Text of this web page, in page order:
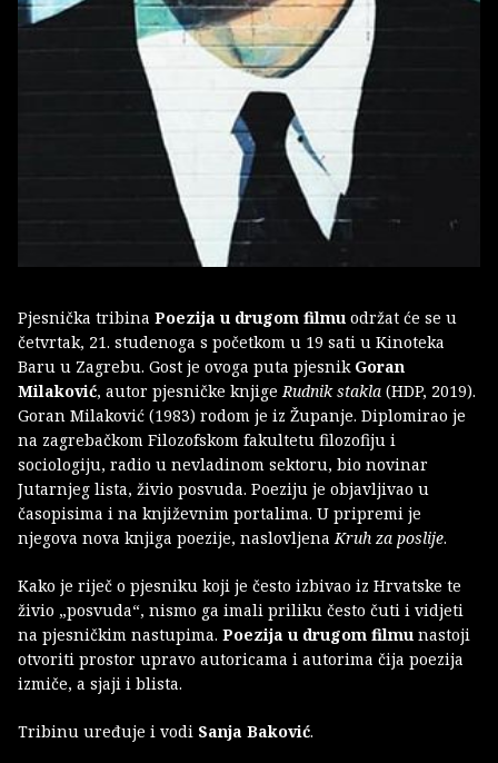
Pjesnička tribina Poezija u drugom filmu održat će se u
četvrtak, 21. studenoga s početkom u 19 sati u Kinoteka
Baru u Zagrebu. Gost je ovoga puta pjesnik Goran
Milaković, autor pjesničke knjigeRudnik stakla (HDP, 2019).
Goran Milaković (1983) rodom je iz Županje. Diplomirao je
na zagrebačkom Filozofskom fakultetu filozofiju i
sociologiju, radio u nevladinom sektoru, bio novinar
Jutarnjeg lista, živio posvuda. Poeziju je objavljivao u
časopisima i na književnim portalima. U pripremi je
njegova nova knjiga poezije, naslovljenaKruh za poslije.
Kako je riječ o pjesniku koji je često izbivao iz Hrvatske te
živio „posvuda“, nismo ga imali priliku često čuti i vidjeti
na pjesničkim nastupima. Poezija u drugom filmu nastoji
otvoriti prostor upravo autoricama i autorima čija poezija
izmiče, a sjaji i blista.
Tribinu uređuje i vodi Sanja Baković.